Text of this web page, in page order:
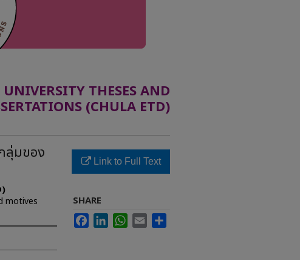
THESES AND
(CHULA ETD)
ลุ่มของ
motives
Link to Full Text
SHARE
FacebookLinkedInWhatsApp
Email